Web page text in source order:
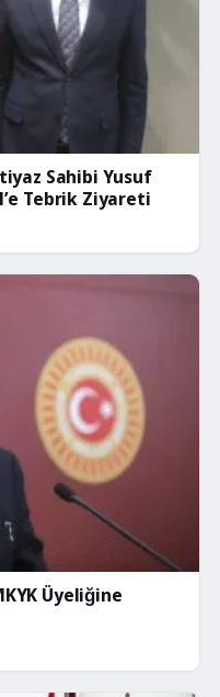
Sahibi Yusuf
Tebrik Ziyareti
Üyeliğine